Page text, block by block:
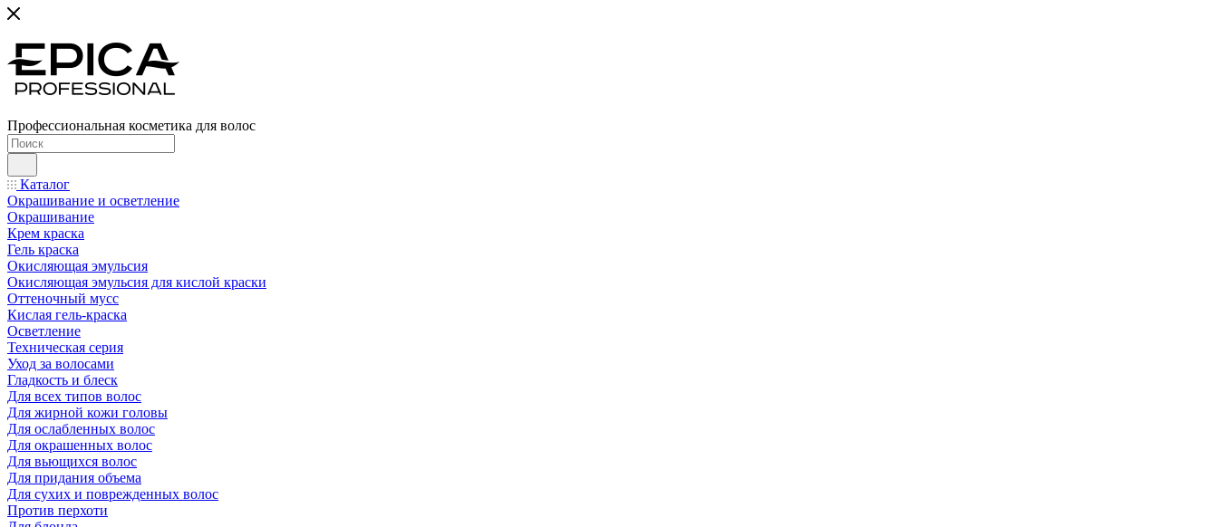
Профессиональная косметика для волос
Каталог
Окрашивание и осветление
Окрашивание
Крем краска
Гель краска
Окисляющая эмульсия
Окисляющая эмульсия для кислой краски
Оттеночный мусс
Кислая гель-краска
Осветление
Техническая серия
Уход за волосами
Гладкость и блеск
Для всех типов волос
Для жирной кожи головы
Для ослабленных волос
Для окрашенных волос
Для вьющихся волос
Для придания объема
Для сухих и поврежденных волос
Против перхоти